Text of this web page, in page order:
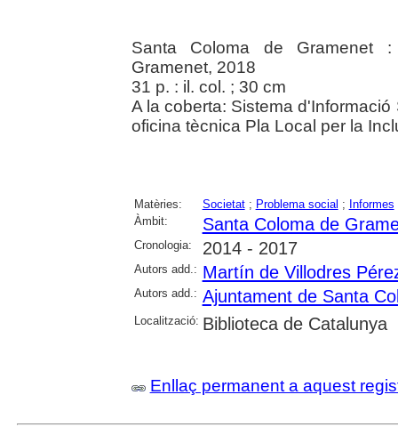
Santa Coloma de Gramenet
Gramenet, 2018
31 p. : il. col. ; 30 cm
A la coberta: Sistema
oficina tècnica Pla Local per la
Matèries: Societat; Problema social ; Informes
Àmbit:
Santa Coloma de
Cronologia: 2014 - 2017
Autors add.: Martín de Villodres
Autors add.: Ajuntament de Santa
Localització: Biblioteca de Catalunya
Enllaç permanent a aquest